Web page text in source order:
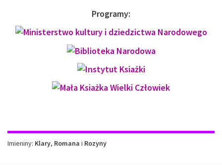
Programy:
Imieniny
Imieniny: Klary, Romana i Rozyny